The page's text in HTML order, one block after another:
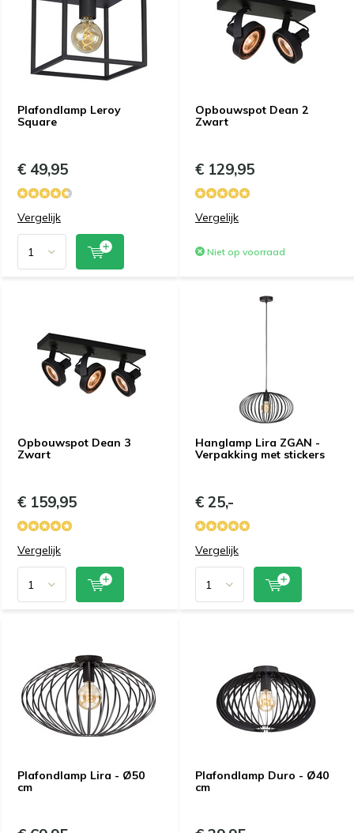
Plafondlamp Leroy
Square
€ 49,95
Vergelijk
Opbouwspot Dean 2
Zwart
€ 129,95
Vergelijk
Niet op voorraad
Opbouwspot Dean 3
Zwart
€ 159,95
Vergelijk
Hanglamp Lira ZGAN -
Verpakking met stickers
€ 25,-
Vergelijk
Plafondlamp Lira - Ø50
cm
Plafondlamp Duro - Ø40
cm